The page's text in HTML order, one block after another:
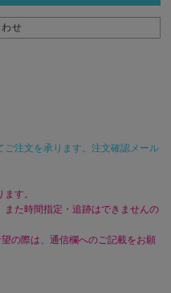
せ
ご注文を承ります。注文確認メール
す。
た時間指定・追跡はできませんの
の際は、通信欄へのご記載をお願